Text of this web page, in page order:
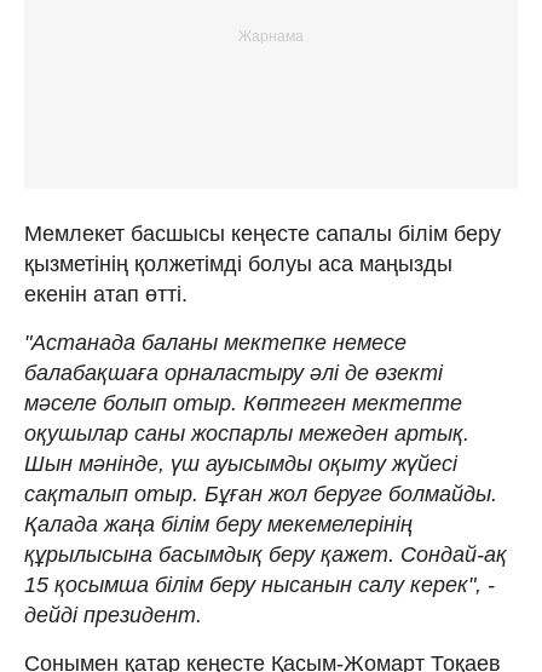
Мемлекет басшысы кеңесте сапалы білім беру
қызметінің қолжетімді болуы аса маңызды
екенін атап өтті.
"Астанада баланы мектепке немесе
балабақшаға орналастыру әлі де өзекті
мәселе болып отыр. Көптеген мектепте
оқушылар саны жоспарлы межеден артық.
Шын мәнінде, үш ауысымды оқыту жүйесі
сақталып отыр. Бұған жол беруге болмайды.
Қалада жаңа білім беру мекемелерінің
құрылысына басымдық беру қажет. Сондай-ақ
15 қосымша білім беру нысанын салу керек", -
дейді президент.
Сонымен қатар кеңесте Қасым-Жомарт Тоқаев